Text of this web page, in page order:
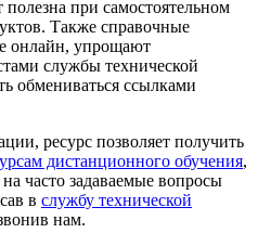
при самостоятельном
Также справочные
онлайн, упрощают
службы технической
обмениваться ссылками
ресурс позволяет получить
дистанционного обучения,
часто задаваемые вопросы
в службу технической
нам.